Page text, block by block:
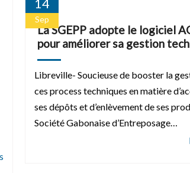
14
Sep
La SGEPP adopte le logiciel
pour améliorer sa gestion
Libreville- Soucieuse de booster la
ces process techniques en matière
ses dépôts et d’enlèvement de ses
Société Gabonaise d’Entreposage…